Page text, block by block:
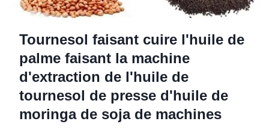
Tournesol faisant cuire l'huile de
palme faisant la machine
d'extraction de l'huile de
tournesol de presse d'huile de
moringa de soja de machines